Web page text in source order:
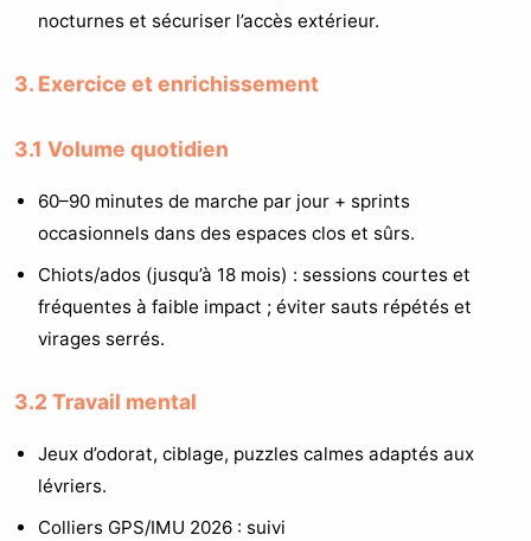
nocturnes et sécuriser l’accès extérieur.
3. Exercice et enrichissement
3.1 Volume quotidien
60–90 minutes de marche par jour + sprints
occasionnels dans des espaces clos et sûrs.
Chiots/ados (jusqu’à 18 mois) : sessions courtes et
fréquentes à faible impact ; éviter sauts répétés et
virages serrés.
3.2 Travail mental
Jeux d’odorat, ciblage, puzzles calmes adaptés aux
lévriers.
Colliers GPS/IMU 2026 : suivi